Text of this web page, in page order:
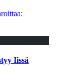
Iissä